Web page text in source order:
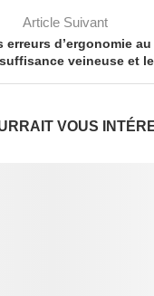
Article Suivant
erreurs d’ergonomie
veineuse et
VOUS